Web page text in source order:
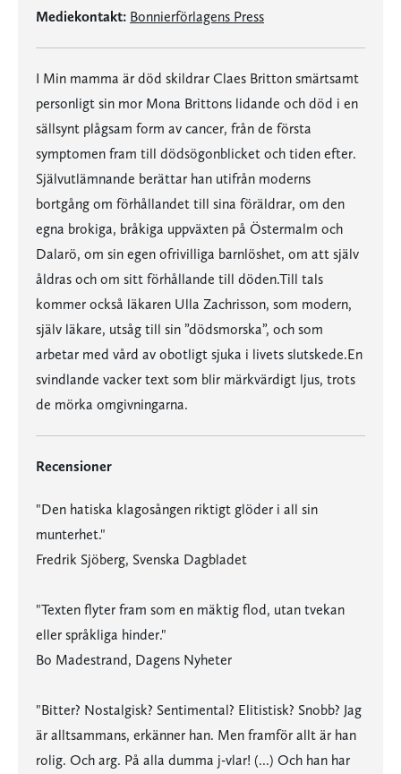
Mediekontakt: Bonnierförlagens Press
I Min mamma är död skildrar Claes Britton smärtsamt
personligt sin mor Mona Brittons lidande och död i en
sällsynt plågsam form av cancer, från de första
symptomen fram till dödsögonblicket och tiden efter.
Självutlämnande berättar han utifrån moderns
bortgång om förhållandet till sina föräldrar, om den
egna brokiga, bråkiga uppväxten på Östermalm och
Dalarö, om sin egen ofrivilliga barnlöshet, om att själv
åldras och om sitt förhållande till döden.Till tals
kommer också läkaren Ulla Zachrisson, som modern,
själv läkare, utsåg till sin ”dödsmorska”, och som
arbetar med vård av obotligt sjuka i livets slutskede.En
svindlande vacker text som blir märkvärdigt ljus, trots
de mörka omgivningarna.
Recensioner
"Den hatiska klagosången riktigt glöder i all sin
munterhet."
Fredrik Sjöberg, Svenska Dagbladet
"Texten flyter fram som en mäktig flod, utan tvekan
eller språkliga hinder."
Bo Madestrand, Dagens Nyheter
"Bitter? Nostalgisk? Sentimental? Elitistisk? Snobb? Jag
är alltsammans, erkänner han. Men framför allt är han
rolig. Och arg. På alla dumma j-vlar! (...) Och han har